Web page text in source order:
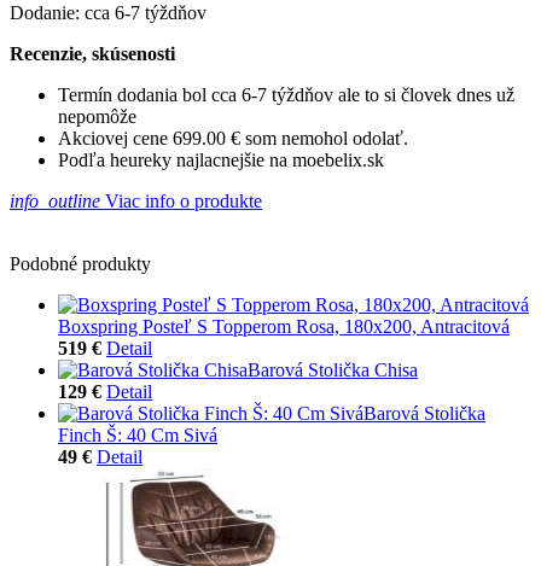
Dodanie: cca 6-7 týždňov
Recenzie, skúsenosti
Termín dodania bol cca 6-7 týždňov ale to si človek dnes už
nepomôže
Akciovej cene 699.00 € som nemohol odolať.
Podľa heureky najlacnejšie na moebelix.sk
info_outline Viac info o produkte
Podobné produkty
Boxspring Posteľ S Topperom Rosa, 180x200, Antracitová
519 € Detail
Barová Stolička Chisa
129 € Detail
Barová Stolička
Finch Š: 40 Cm Sivá
49 € Detail